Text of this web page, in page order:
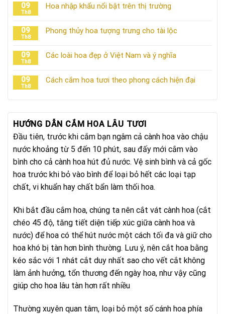
09
Th8
Hoa nhập khẩu nổi bật trên thị trường
09
Th8
Phong thủy hoa tượng trưng cho tài lộc
09
Th8
Các loài hoa đẹp ở Việt Nam và ý nghĩa
09
Th8
Cách cắm hoa tươi theo phong cách hiện đại
HƯỚNG DẪN CẮM HOA LÂU TƯƠI
Đầu tiên, trước khi cắm bạn ngâm cả cành hoa vào chậu
nước khoảng từ 5 đến 10 phút, sau đấy mới cắm vào
bình cho cả cành hoa hút đủ nước. Vệ sinh bình và cả gốc
hoa trước khi bỏ vào bình để loại bỏ hết các loại tạp
chất, vi khuẩn hay chất bẩn làm thối hoa.
Khi bắt đầu cắm hoa, chúng ta nên cắt vát cành hoa (cắt
chéo 45 độ, tăng tiết diện tiếp xúc giữa cành hoa và
nước) để hoa có thể hút nước một cách tối đa và giữ cho
hoa khó bị tàn hơn bình thường. Lưu ý, nên cắt hoa bằng
kéo sắc với 1 nhát cắt duy nhất sao cho vết cắt không
làm ảnh hưởng, tổn thương đến ngày hoa, như vậy cũng
giúp cho hoa lâu tàn hơn rất nhiều
Thường xuyên quan tâm, loại bỏ một số cánh hoa phía